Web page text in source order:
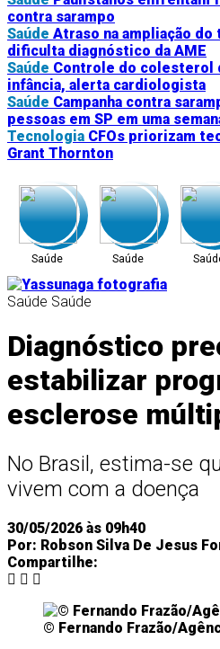
contra sarampo
Saúde Atraso na ampliação
dificulta diagnóstico da AME
Saúde Controle do colesterol
infância, alerta cardiologista
Saúde Campanha contra
pessoas em SP em uma
Tecnologia CFOs priorizam
Grant Thornton
Saúde Saúde
Tecnologia Negócios
Saúde Saúde
Diagnóstico
estabilizar
esclerose
No Brasil, estima-se
vivem com a doença
30/05/2026 às 09h40
Por: Robson Silva De Jesus
Compartilhe:
© Fernando Frazão/